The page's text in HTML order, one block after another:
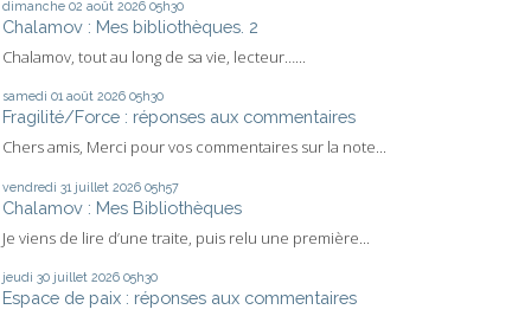
dimanche 02 août 2026 05h30
Chalamov : Mes bibliothèques. 2
Chalamov, tout au long de sa vie, lecteur…...
samedi 01 août 2026 05h30
Fragilité/Force : réponses aux commentaires
Chers amis, Merci pour vos commentaires sur la note...
vendredi 31 juillet 2026 05h57
Chalamov : Mes Bibliothèques
Je viens de lire d’une traite, puis relu une première...
jeudi 30 juillet 2026 05h30
Espace de paix : réponses aux commentaires